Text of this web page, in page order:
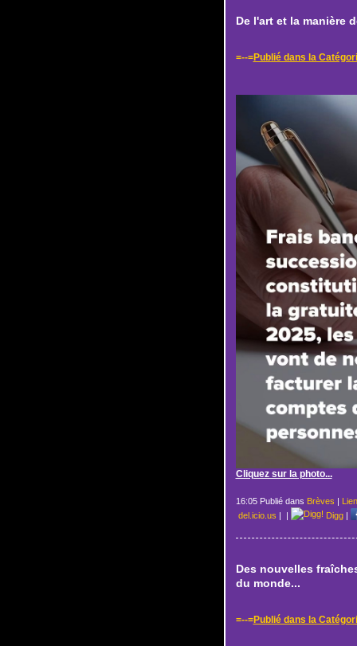
De l'art et la manière
=--=Publié dans la
Cliquez sur la photo...
16:05 Publié dans Brèves |
del.icio.us | | Digg|
Des nouvelles
du monde...
=--=Publié dans la